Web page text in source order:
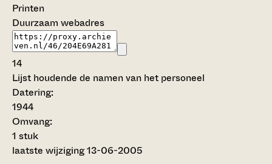
Printen
Duurzaam webadres
14
Lijst houdende de namen van het personeel
Datering:
1944
Omvang:
1 stuk
laatste wijziging 13-06-2005